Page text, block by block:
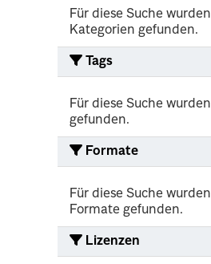
Für diese Suche
Kategorien gefunden.
Tags
Für diese Suche
gefunden.
Formate
Für diese Suche
Formate gefunden.
Lizenzen